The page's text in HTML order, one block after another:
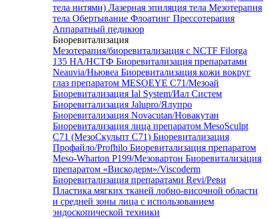
тела нитями) Лазерная эпиляция тела Мезотерапия
тела Обертывание Флоатинг Прессотерапия
Аппаратный педикюр
Биоревитализация
Мезотерапия/биоревитализация с NCTF Filorga
135 HA/НСТФ Биоревитализация препаратами
Neauvia/Ньювеа Биоревитализация кожи вокруг
глаз препаратом MESOEYE C71/Мезоай
Биоревитализация Ial System/Иал Систем
Биоревитализация Jalupro/Ялупро
Биоревитализация Novacutan/Новакутан
Биоревитализация лица препаратом MesoSculpt
C71 (МезоСкульпт С71) Биоревитализация
Профайло/Profhilo Биоревитализация препаратом
Meso-Wharton P199/Мезовартон Биоревитализация
препаратом «Вискодерм»/Viscoderm
Биоревитализация препаратами Revi/Реви
Пластика мягких тканей лобно-височной области
и средней зоны лица с использованием
эндоскопической техники